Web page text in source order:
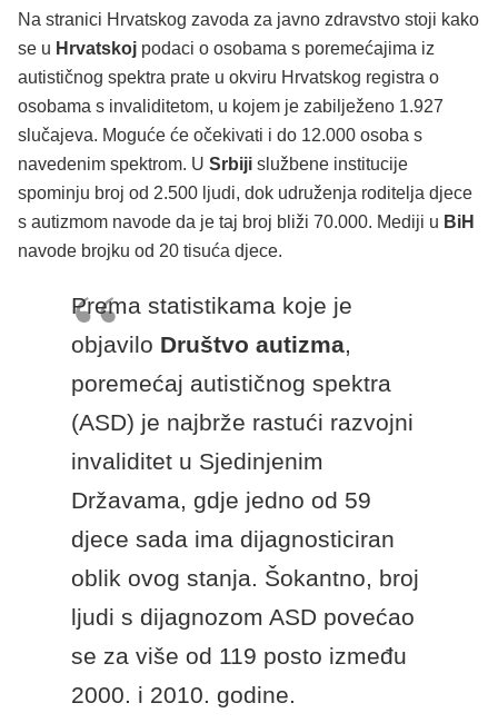
Na stranici Hrvatskog zavoda za javno zdravstvo stoji kako
se u Hrvatskoj podaci o osobama s poremećajima iz
autističnog spektra prate u okviru Hrvatskog registra o
osobama s invaliditetom, u kojem je zabilježeno 1.927
slučajeva. Moguće će očekivati i do 12.000 osoba s
navedenim spektrom. U Srbiji službene institucije
spominju broj od 2.500 ljudi, dok udruženja roditelja djece
s autizmom navode da je taj broj bliži 70.000. Mediji u BiH
navode brojku od 20 tisuća djece.
Prema statistikama koje je
objavilo Društvo autizma,
poremećaj autističnog spektra
(ASD) je najbrže rastući razvojni
invaliditet u Sjedinjenim
Državama, gdje jedno od 59
djece sada ima dijagnosticiran
oblik ovog stanja. Šokantno, broj
ljudi s dijagnozom ASD povećao
se za više od 119 posto između
2000. i 2010. godine.